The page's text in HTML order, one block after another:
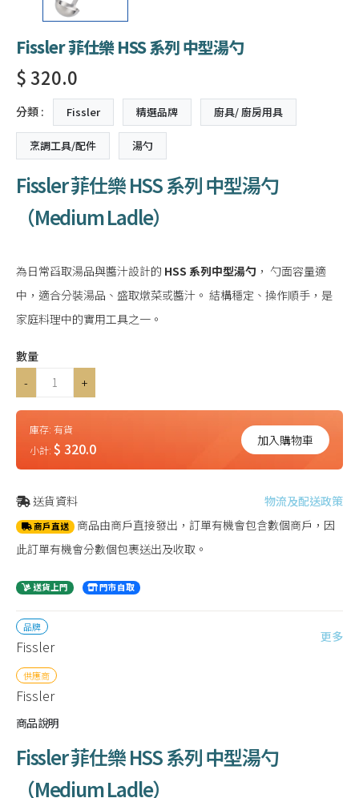
Fissler 菲仕樂 HSS 系列 中型湯勺
$ 320.0
分類 : Fissler 精選品牌 廚具/ 廚房用具
烹調工具/配件 湯勺
Fissler 菲仕樂 HSS 系列 中型湯勺
（Medium Ladle）
為日常舀取湯品與醬汁設計的 HSS 系列中型湯勺 ， 勺面容量適
中，適合分裝湯品、盛取燉菜或醬汁。 結構穩定、操作順手，是
家庭料理中的實用工具之一。
數量
-
+
庫存: 有貨
小計: $ 320.0 加入購物車
送貨資料 物流及配送政策
商戶直送 商品由商戶直接發出，訂單有機會包含數個商戶，因
此訂單有機會分數個包裹送出及收取。
送貨上門 門市自取
品牌
Fissler
更多
供應商
Fissler
商品說明
Fissler 菲仕樂 HSS 系列 中型湯勺
（Medium Ladle）